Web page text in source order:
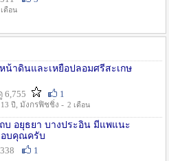
ดือน
น้าดินและเหยื่อปลอมศรีสะเกษ
6,755
1
13 ปี , มังกรฟิชชิ่ง - 2 เดือน
บ อยุธยา บางประอิน มีแพแนะ
บคุณครับ
1